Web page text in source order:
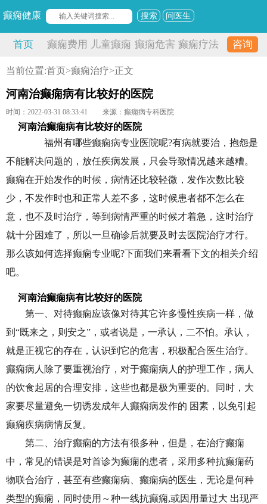
癫痫健康 搜索 问医生
首页 癫痫费用 儿童癫痫 癫痫危害 癫痫疗法 咨询
当前位置:首页>癫痫治疗>正文
河南治癫痫病有比较好的医院
时间：2022-03-31 08:33:41 来源：癫痫病专科医院
河南治癫痫病有比较好的医院
福州有哪些癫痫病专业医院呢?有病就要治，抱怨是
不能解决问题的，放任疾病发展，只会导致情况越来越糟。
癫痫在开始发作的时候，病情还比较轻微，发作次数比较
少，不发作时也和正常人差不多，这时候患者都不怎么在
意，也不及时治疗，等到病情严重的时候才着急，这时治疗
就十分困难了，所以一旦确诊后就要及时去医院治疗才行。
那么该如何选择癫痫专业呢?下面我们来看看下文的相关介绍
吧。
河南治癫痫病有比较好的医院
第一、对待癫痫应该像对待其它许多慢性疾病一样，做
到“既来之，则安之”，或者说是，一承认，二不怕。承认，
就是正视它的存在，认识到它的危害，积极配合医生治疗。
癫痫病人除了要重视治疗，对于癫痫病人的护理工作，病人
的饮食起居的合理安排，这些也都是极为重要的。同时，大
家要尽量避免一切诱发成年人癫痫病发作的 困素，以免引起
癫痫疾病病情反复。
第二、治疗癫痫的方法有很多种，但是，在治疗癫痫
中，常见的错误是对首诊为癫痫的患者，采用多种抗癫痫药
物联合治疗，甚至有些癫痫病、癫痫病的医生，无论是何种
类型的癫痫，同时使用～种一线抗癫痫,或因用量过大 出现严